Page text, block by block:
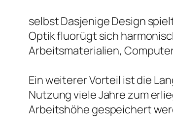
selbst Dasjenige Design
Optik fluorügt sich
Arbeitsmaterialien,
Ein weiterer Vorteil ist die
Nutzung viele Jahre zum
Arbeitshöhe gespeichert